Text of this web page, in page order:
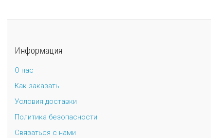
Информация
О нас
Как заказать
Условия доставки
Политика безопасности
Связаться с нами